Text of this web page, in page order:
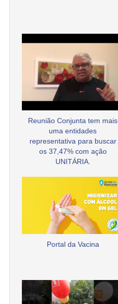
Reunião Conjunta tem mais
uma entidades
representativa para buscar
os 37,47% com ação
UNITÁRIA.
Portal da Vacina